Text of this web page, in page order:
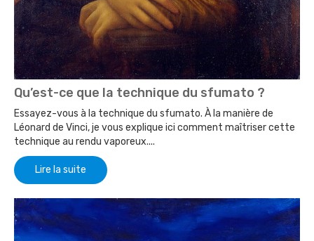
Qu’est-ce que la technique du sfumato ?
Essayez-vous à la technique du sfumato. À la manière de
Léonard de Vinci, je vous explique ici comment maîtriser cette
technique au rendu vaporeux....
Lire la suite